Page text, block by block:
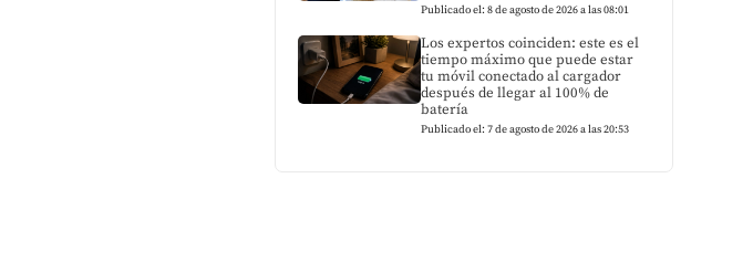
Publicado el: 8 de agosto de 2026 a las 08:01
Los expertos coinciden: este es el
tiempo máximo que puede estar
tu móvil conectado al cargador
después de llegar al 100% de
batería
Publicado el: 7 de agosto de 2026 a las 20:53